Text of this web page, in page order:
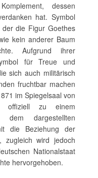
dessen
hat. Symbol
die Figur Goethes
kein anderer Baum
Aufgrund ihrer
für Treue und
sich auch militärisch
fruchtbar machen
im Spiegelsaal von
offiziell zu einem
dem dargestellten
die Beziehung der
zugleich wird jedoch
Nationalstaat
hervorgehoben.